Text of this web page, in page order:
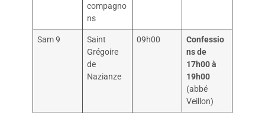
compagno
ns
Sam 9
Saint
Grégoire
de
Nazianze
09h00
Confessio
ns de
17h00 à
19h00
(abbé
Veillon)